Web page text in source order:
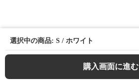
選択中の商品: S / ホワイト
購入画面に進む